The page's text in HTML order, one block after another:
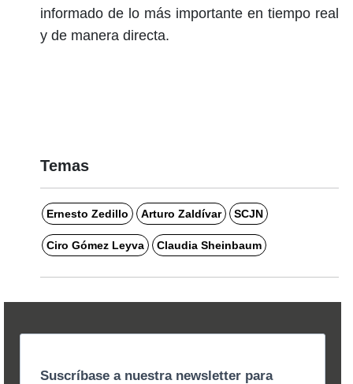
informado de lo más importante en tiempo real
y de manera directa.
Temas
Ernesto Zedillo Arturo Zaldívar SCJN
Ciro Gómez Leyva Claudia Sheinbaum